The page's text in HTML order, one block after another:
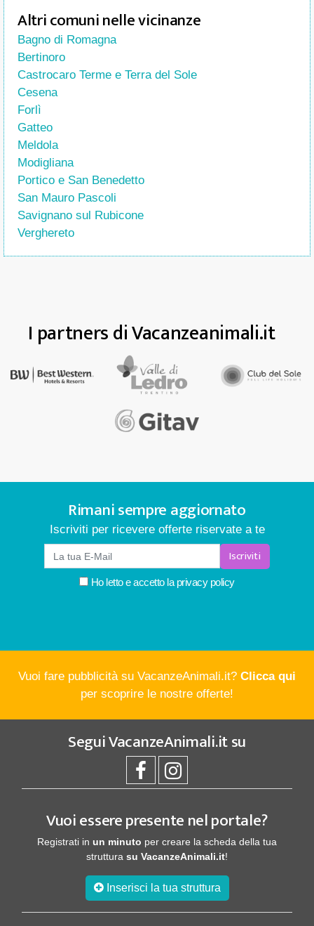
Altri comuni nelle vicinanze
Bagno di Romagna
Bertinoro
Castrocaro Terme e Terra del Sole
Cesena
Forlì
Gatteo
Meldola
Modigliana
Portico e San Benedetto
San Mauro Pascoli
Savignano sul Rubicone
Verghereto
I partners di Vacanzeanimali.it
Rimani sempre aggiornato
Iscriviti per ricevere offerte riservate a te
Iscriviti
Ho letto e accetto la privacy policy
Vuoi fare pubblicità su VacanzeAnimali.it? Clicca qui
per scoprire le nostre offerte!
SeguiVacanzeAnimali.itsu
Vuoi essere presente nel portale?
Registrati in un minuto per creare la scheda della tua
struttura su VacanzeAnimali.it!
Inserisci la tua struttura